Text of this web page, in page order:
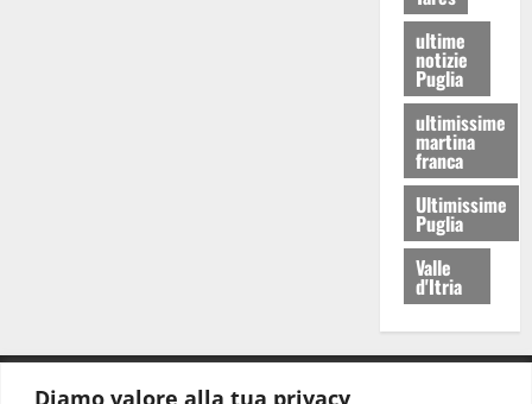
Diamo valore alla tua privacy
ultime
notizie
Puglia
ultimissime
martina
franca
Ultimissime
Puglia
Valle
d'Itria